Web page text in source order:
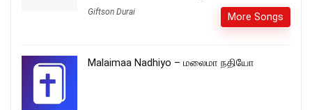
Giftson Durai More Songs
Malaimaa Nadhiyo – மலைமா நதியோ